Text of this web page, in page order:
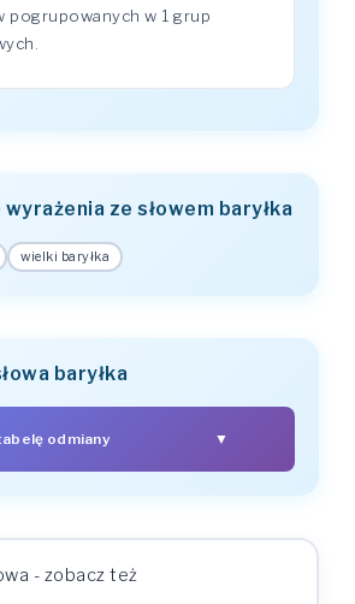
pogrupowanych w 1 grup
ze słowem baryłka
wielki baryłka
baryłka
odmiany ▼
baryłky baryłka
baryłce
- zobacz też